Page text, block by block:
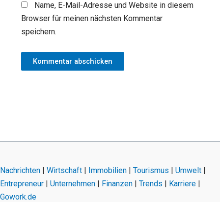
Name, E-Mail-Adresse und Website in diesem
Browser für meinen nächsten Kommentar
speichern.
Nachrichten | Wirtschaft | Immobilien | Tourismus | Umwelt |
Entrepreneur | Unternehmen | Finanzen | Trends | Karriere |
Gowork.de